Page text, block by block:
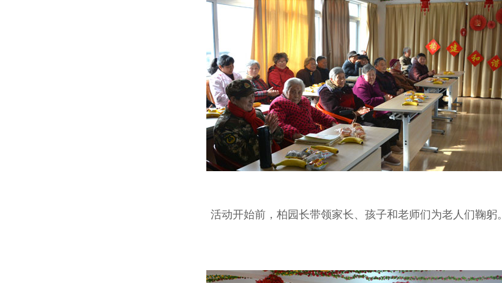
活动开始前，柏园长带领家长、孩子和老师们为老人们鞠躬。